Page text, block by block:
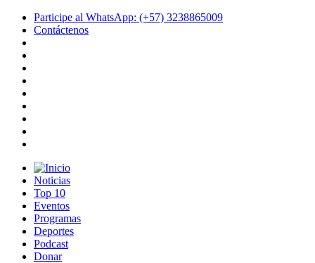
Participe al WhatsApp: (+57) 3238865009
Contáctenos
Noticias
Top 10
Eventos
Programas
Deportes
Podcast
Donar